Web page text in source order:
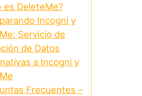
es DeleteMe?
Incogni y
Servicio de
de Datos
a Incogni y
Frecuentes –